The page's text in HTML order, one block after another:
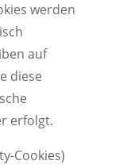
werden
auf
diese
erfolgt.
Cookies)